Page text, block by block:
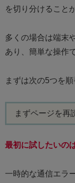
を切り分けること
多くの場合は端末
あり、簡単な操作
まずは次の5つを
まずページを再
最初に試したいの
一時的な通信エラ